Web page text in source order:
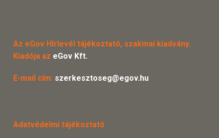
Az eGov Hírlevél tájékoztató, szakmai kiadvány.
Kiadója az eGov Kft.
E-mail cím: szerkesztoseg@egov.hu
Adatvédelmi tájékoztató